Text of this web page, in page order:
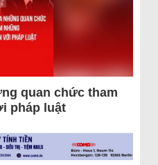
quan chức tham
pháp luật